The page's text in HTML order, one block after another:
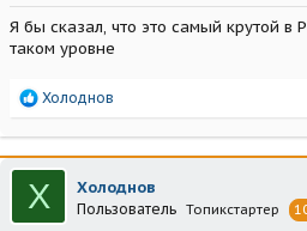
Я бы сказал, что это самый крутой в
таком уровне
Р
а
к
ц
и
и
Холоднов
Х Холоднов
Пользователь Топикстартер